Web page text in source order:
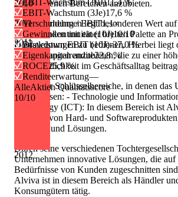
2011
2012
2010
2011
2012
EBIT-Wachstum (10J)11,4 %
EBIT-Wachstum (3Je)17,6 %
Verschuldung / EBIT1,1×
Gewinnkontinuität (10J)10/10
Drawdown EBIT (10J)-37,0 %
Eigenkapitalrendite22,8 %
ROCE25,9 %
Renditeerwartung—
AlleAktien Qualitätsscore
10/10
verschiedenen Bereichen anzubieten.
Das Unternehmen legt besonderen Wert
seine Kunden mit einer breiten Palette an
Dienstleistungen zu bedienen. Hierbei liegt
Ziel, Lösungen anzubieten, die zu einer
Wirtschaftlichkeit im Geschäftsalltag
Einige der Schlüsselbereiche, in denen das
ist, umfassen: - Technologie und
Technology (ICT): In diesem Bereich ist
Anbieter von Hard- und
Beratung und Lösungen.
Durch seine verschiedenen
Unternehmen innovative Lösungen, die
Bedürfnisse von Kunden zugeschnitten
Alviva ist in diesem Bereich als Händler
Konsumgütern tätig.